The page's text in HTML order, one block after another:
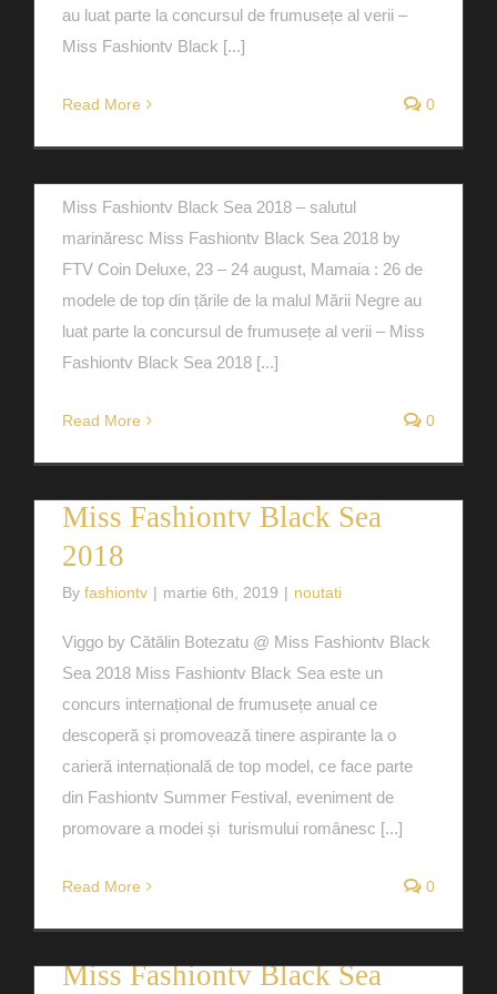
au luat parte la concursul de frumusețe al verii –
Miss Fashiontv Black [...]
Read More 0
2018 – salutul marinăresc
Miss Fashiontv Black Sea 2018 – salutul
marinăresc Miss Fashiontv Black Sea 2018 by
FTV Coin Deluxe, 23 – 24 august, Mamaia : 26 de
modele de top din țările de la malul Mării Negre au
luat parte la concursul de frumusețe al verii – Miss
Fashiontv Black Sea 2018 [...]
Read More 0
Miss Fashiontv Black Sea
2018
By fashiontv | martie 6th, 2019 | noutati
Viggo by Cătălin Botezatu @ Miss Fashiontv Black
Sea 2018 Miss Fashiontv Black Sea este un
concurs internațional de frumusețe anual ce
descoperă și promovează tinere aspirante la o
carieră internațională de top model, ce face parte
din Fashiontv Summer Festival, eveniment de
promovare a modei și turismului românesc [...]
Read More 0
Miss Fashiontv Black Sea